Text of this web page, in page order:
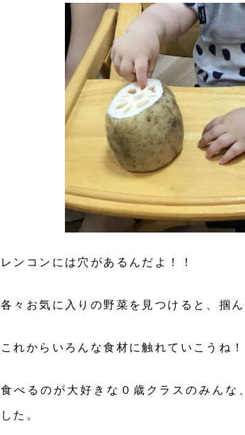
レンコンには穴があるんだよ！！
各々お気に入りの野菜を見つけると、掴
これからいろんな食材に触れていこうね！
食べるのが大好きな０歳クラスのみんな
した。